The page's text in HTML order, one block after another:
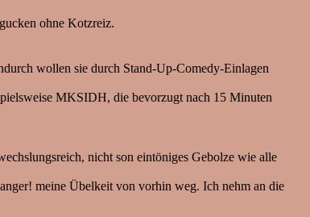
ohne Kotzreiz.
wollen sie durch Stand-Up-Comedy-Einlagen
MKSIDH, die bevorzugt nach 15 Minuten
nicht son eintöniges Gebolze wie alle
meine Übelkeit von vorhin weg. Ich nehm an die